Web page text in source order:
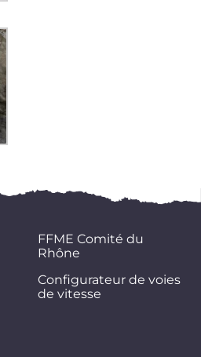
FFME Comité du
Rhône
Configurateur de voies
de vitesse